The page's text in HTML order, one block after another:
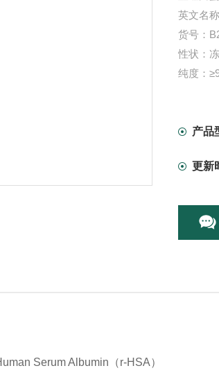
英文名
货号：
性状：
纯度：
规格：
用途：
产品
更新
Serum Albumin（r-HSA）